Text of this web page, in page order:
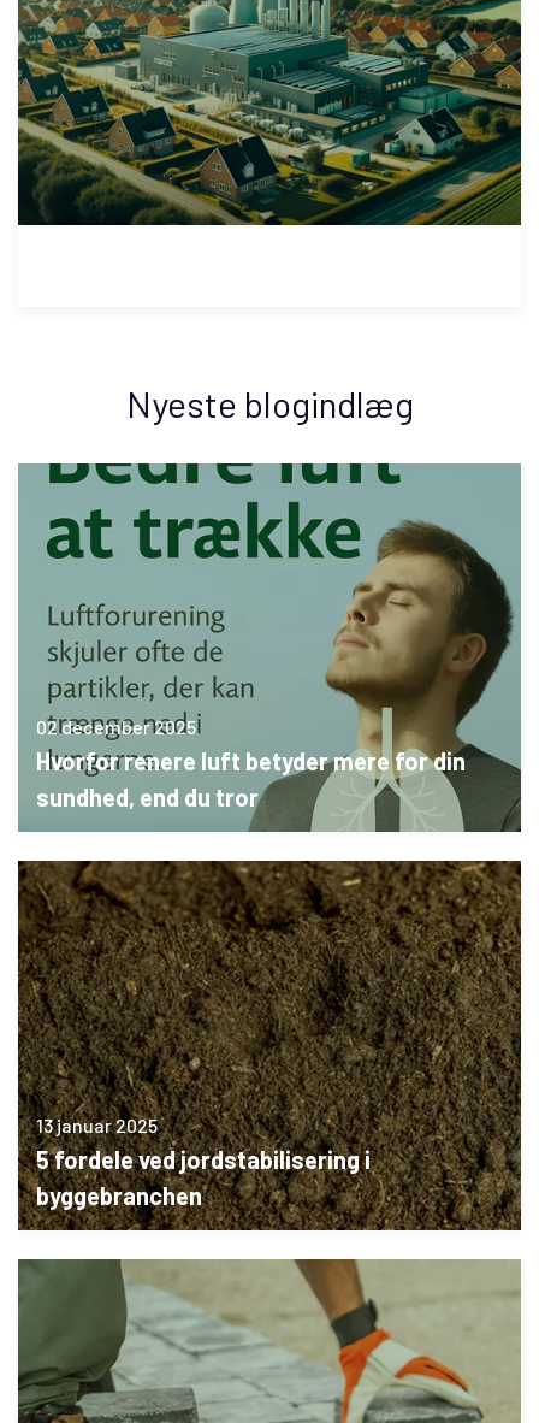
Nyeste blogindlæg
02 december 2025
Hvorfor renere luft betyder mere for din
sundhed, end du tror
13 januar 2025
5 fordele ved jordstabilisering i
byggebranchen